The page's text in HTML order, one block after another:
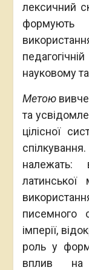
лексичний
формують
науковому
Метою
та
цілісної
належать:
латинської
писемного
імперії,
роль у
вплив на